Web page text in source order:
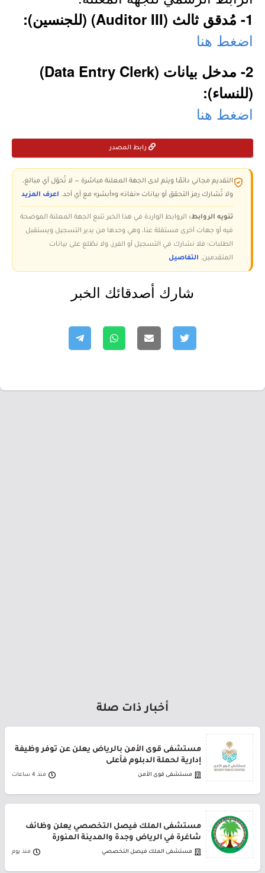
1- مُدقق ثالث (Auditor III) (للجنسين):
اضغط هنا
2- مدخل بيانات (Data Entry Clerk)
(للنساء):
اضغط هنا
رابط المصدر
التقديم مجاني دائمًا ويتم لدى الجهة المعلنة مباشرة — لا تُحوّل أي مبالغ،
ولا تُشارك رمز التحقق أو بيانات «نفاذ» و«أبشر» مع أي أحد. اعرف المزيد
تنويه الروابط: الروابط الواردة في هذا الخبر تتبع الجهة المعلنة الموضحة
فيه أو جهات أخرى مستقلة عنا، وهي وحدها من يدير التسجيل ويستقبل
الطلبات؛ فلا نشارك في التسجيل أو الفرز، ولا نطّلع على بيانات
المتقدمين. التفاصيل
شارك أصدقائك الخبر
أخبار ذات صلة
مستشفى قوى الأمن بالرياض يعلن عن توفر وظيفة
إدارية لحملة الدبلوم فأعلى
مستشفى قوى الأمن منذ 4 ساعات
مستشفى الملك فيصل التخصصي يعلن وظائف
شاغرة في الرياض وجدة والمدينة المنورة
مستشفى الملك فيصل التخصصي منذ يوم